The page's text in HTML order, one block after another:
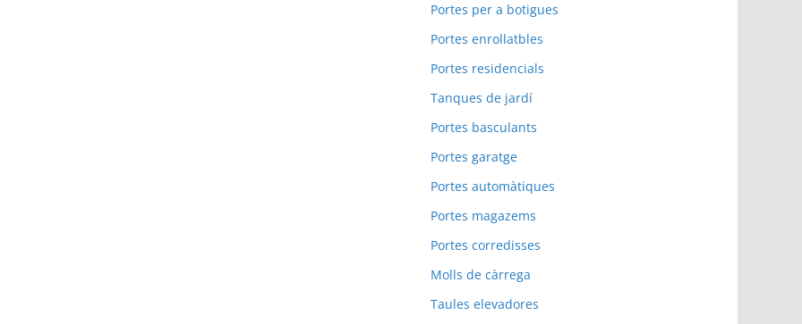
Portes per a botigues
Portes enrollatbles
Portes residencials
Tanques de jardí
Portes basculants
Portes garatge
Portes automàtiques
Portes magazems
Portes corredisses
Molls de càrrega
Taules elevadores